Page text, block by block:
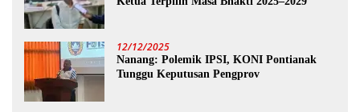
12/12/2025
Nanang: Polemik IPSI, KONI Pontianak
Tunggu Keputusan Pengprov